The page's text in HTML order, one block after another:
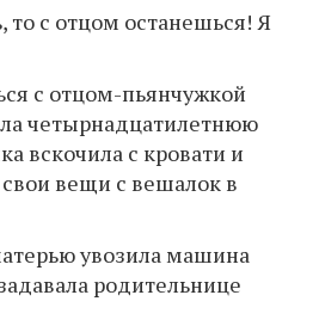
с отцом останешься! Я
с отцом-пьянчужкой
четырнадцатилетнюю
вскочила с кровати и
вещи с вешалок в
увозила машина
родительнице